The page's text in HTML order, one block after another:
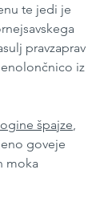
te jedi je
pravzaprav
iz
špajze,
goveje
moka